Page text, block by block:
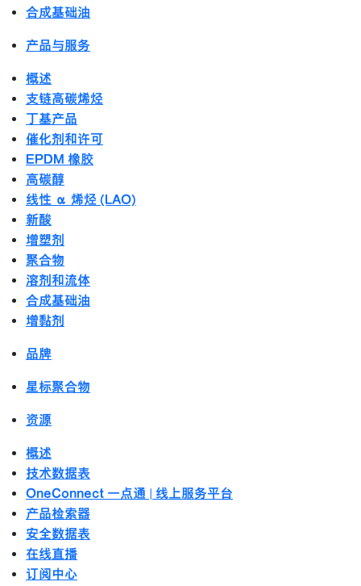
合成基础油
产品与服务
概述
支链高碳烯烃
丁基产品
催化剂和许可
EPDM 橡胶
高碳醇
线性 α 烯烃 (LAO)
新酸
增塑剂
聚合物
溶剂和流体
合成基础油
增黏剂
品牌
星标聚合物
资源
概述
技术数据表
OneConnect 一点通 | 线上服务平台
产品检索器
安全数据表
在线直播
订阅中心